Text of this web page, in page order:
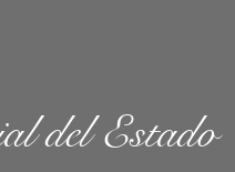
del Estado